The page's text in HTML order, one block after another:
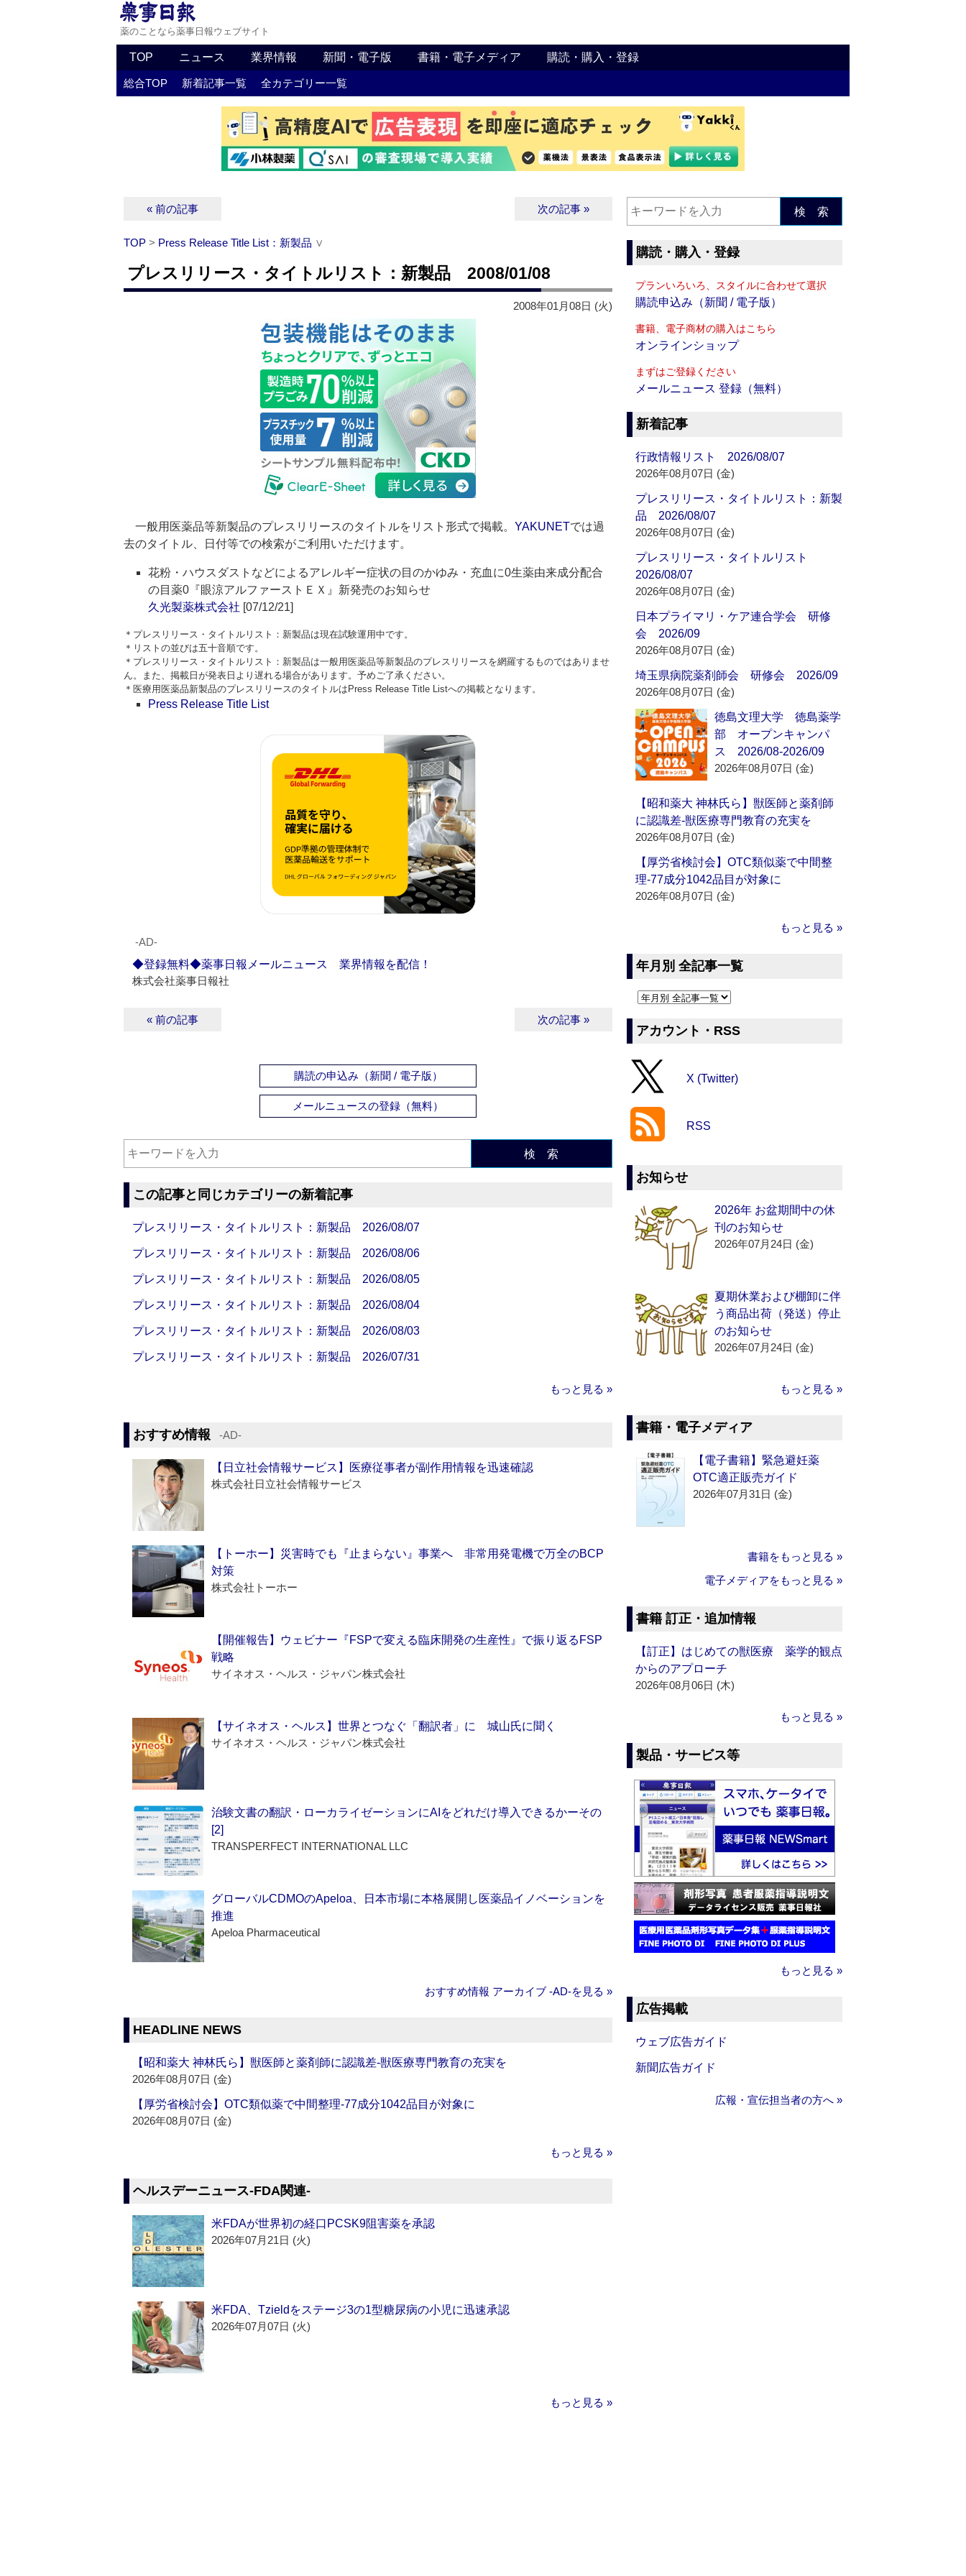
薬のことなら薬事日報ウェブサイト
TOP ニュース 業界情報 新聞・電子版 書籍・電子メディア 購読・購入・登録
総合TOP 新着記事一覧 全カテゴリー一覧
« 前の記事 次の記事 »
TOP > Press Release Title List：新製品 ∨
プレスリリース・タイトルリスト：新製品 2008/01/08
2008年01月08日 (火)
一般用医薬品等新製品のプレスリリースのタイトルをリスト形式で掲載。 YAKUNETでは過
去のタイトル、日付等での検索がご利用いただけます。
花粉・ハウスダストなどによるアレルギー症状の目のかゆみ・充血に0生薬由来成分配合
の目薬0『眼涼アルファーストＥＸ』新発売のお知らせ
久光製薬株式会社 [07/12/21]
＊プレスリリース・タイトルリスト：新製品は現在試験運用中です。
＊リストの並びは五十音順です。
＊プレスリリース・タイトルリスト：新製品は一般用医薬品等新製品のプレスリリースを網羅するものではありませ
ん。また、掲載日が発表日より遅れる場合があります。予めご了承ください。
＊医療用医薬品新製品のプレスリリースのタイトルはPress Release Title Listへの掲載となります。
Press Release Title List
‐AD‐
◆登録無料◆薬事日報メールニュース 業界情報を配信！
株式会社薬事日報社
« 前の記事 次の記事 »
購読の申込み（新聞 / 電子版）
メールニュースの登録（無料）
検 索
この記事と同じカテゴリーの新着記事
プレスリリース・タイトルリスト：新製品 2026/08/07
プレスリリース・タイトルリスト：新製品 2026/08/06
プレスリリース・タイトルリスト：新製品 2026/08/05
プレスリリース・タイトルリスト：新製品 2026/08/04
プレスリリース・タイトルリスト：新製品 2026/08/03
プレスリリース・タイトルリスト：新製品 2026/07/31
もっと見る »
おすすめ情報 ‐AD‐
【日立社会情報サービス】医療従事者が副作用情報を迅速確認
株式会社日立社会情報サービス
【トーホー】災害時でも『止まらない』事業へ 非常用発電機で万全のBCP
対策
株式会社トーホー
【開催報告】ウェビナー『FSPで変える臨床開発の生産性』で振り返るFSP
戦略
サイネオス・ヘルス・ジャパン株式会社
【サイネオス・ヘルス】世界とつなぐ「翻訳者」に 城山氏に聞く
サイネオス・ヘルス・ジャパン株式会社
治験文書の翻訳・ローカライゼーションにAIをどれだけ導入できるかーその
[2]
TRANSPERFECT INTERNATIONAL LLC
グローバルCDMOのApeloa、日本市場に本格展開し医薬品イノベーションを
推進
Apeloa Pharmaceutical
おすすめ情報 アーカイブ ‐AD‐を見る »
HEADLINE NEWS
【昭和薬大 神林氏ら】獣医師と薬剤師に認識差‐獣医療専門教育の充実を
2026年08月07日 (金)
【厚労省検討会】OTC類似薬で中間整理‐77成分1042品目が対象に
2026年08月07日 (金)
もっと見る »
ヘルスデーニュース‐FDA関連‐
米FDAが世界初の経口PCSK9阻害薬を承認
2026年07月21日 (火)
米FDA、Tzieldをステージ3の1型糖尿病の小児に迅速承認
2026年07月07日 (火)
もっと見る »
検 索
購読・購入・登録
プランいろいろ、スタイルに合わせて選択
購読申込み（新聞 / 電子版）
書籍、電子商材の購入はこちら
オンラインショップ
まずはご登録ください
メールニュース 登録（無料）
新着記事
行政情報リスト 2026/08/07
2026年08月07日 (金)
プレスリリース・タイトルリスト：新製
品 2026/08/07
2026年08月07日 (金)
プレスリリース・タイトルリスト
2026/08/07
2026年08月07日 (金)
日本プライマリ・ケア連合学会 研修
会 2026/09
2026年08月07日 (金)
埼玉県病院薬剤師会 研修会 2026/09
2026年08月07日 (金)
徳島文理大学 徳島薬学
部 オープンキャンパ
ス 2026/08-2026/09
2026年08月07日 (金)
【昭和薬大 神林氏ら】獣医師と薬剤師
に認識差‐獣医療専門教育の充実を
2026年08月07日 (金)
【厚労省検討会】OTC類似薬で中間整
理‐77成分1042品目が対象に
2026年08月07日 (金)
もっと見る »
年月別 全記事一覧
アカウント・RSS
X (Twitter)
RSS
お知らせ
2026年 お盆期間中の休
刊のお知らせ
2026年07月24日 (金)
夏期休業および棚卸に伴
う商品出荷（発送）停止
のお知らせ
2026年07月24日 (金)
もっと見る »
書籍・電子メディア
【電子書籍】緊急避妊薬
OTC適正販売ガイド
2026年07月31日 (金)
書籍をもっと見る »
電子メディアをもっと見る »
書籍 訂正・追加情報
【訂正】はじめての獣医療 薬学的観点
からのアプローチ
2026年08月06日 (木)
もっと見る »
製品・サービス等
もっと見る »
広告掲載
ウェブ広告ガイド
新聞広告ガイド
広報・宣伝担当者の方へ »